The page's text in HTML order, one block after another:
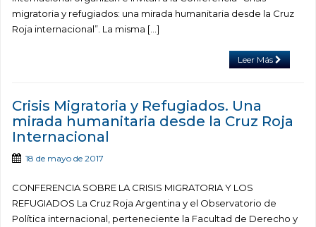
migratoria y refugiados: una mirada humanitaria desde la Cruz
Roja internacional”. La misma […]
Leer Más
Crisis Migratoria y Refugiados. Una
mirada humanitaria desde la Cruz Roja
Internacional
18 de mayo de 2017
CONFERENCIA SOBRE LA CRISIS MIGRATORIA Y LOS
REFUGIADOS La Cruz Roja Argentina y el Observatorio de
Política internacional, perteneciente la Facultad de Derecho y